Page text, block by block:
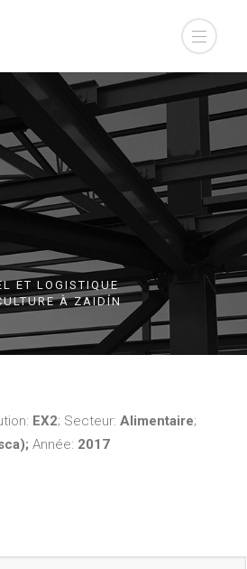
ET LOGISTIQUE
À ZAIDÍN
EX2; Secteur: Alimentaire;
Année: 2017